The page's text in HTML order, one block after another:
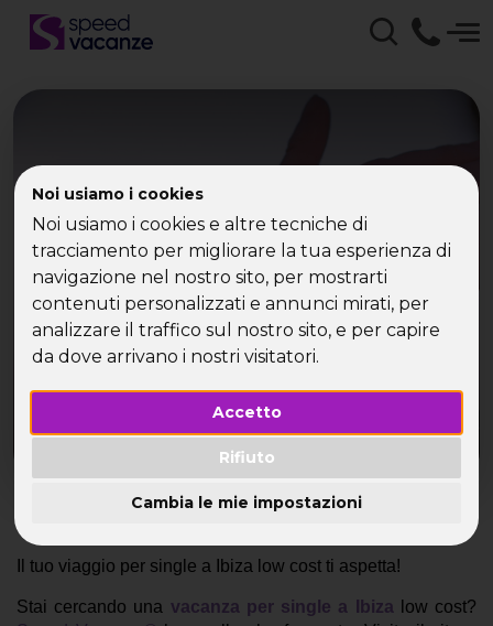
Noi usiamo i cookies
Noi usiamo i cookies e altre tecniche di
tracciamento per migliorare la tua esperienza di
navigazione nel nostro sito, per mostrarti
contenuti personalizzati e annunci mirati, per
analizzare il traffico sul nostro sito, e per capire
da dove arrivano i nostri visitatori.
Accetto
Rifiuto
Cambia le mie impostazioni
Speed Vacanze - Viaggi
ad Ibiza per Single
Il tuo viaggio ad Ibiza low cost ti aspetta!
Prenota
Il tuo viaggio per single a Ibiza low cost ti aspetta!
Stai cercando una vacanza per single a Ibiza
low cost?